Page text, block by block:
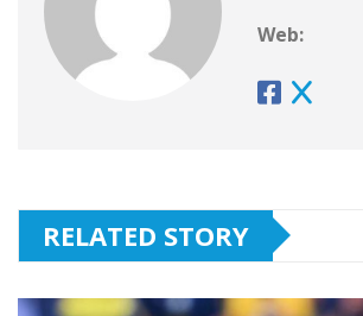
Web:
RELATED STORY